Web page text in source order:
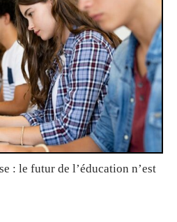
: le futur de l’éducation n’est